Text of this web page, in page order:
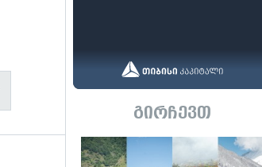
გირჩევთ